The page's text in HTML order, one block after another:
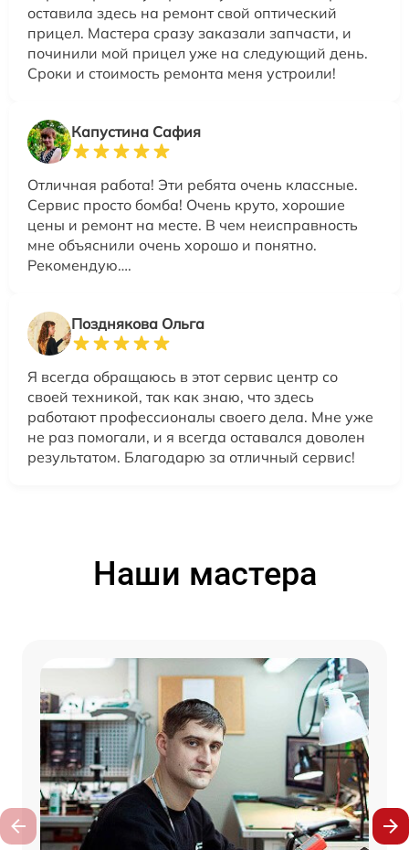
оставила здесь на ремонт свой оптический
прицел. Мастера сразу заказали запчасти, и
починили мой прицел уже на следующий день.
Сроки и стоимость ремонта меня устроили!
Капустина Сафия
Отличная работа! Эти ребята очень классные.
Сервис просто бомба! Очень круто, хорошие
цены и ремонт на месте. В чем неисправность
мне объяснили очень хорошо и понятно.
Рекомендую….
Позднякова Ольга
Я всегда обращаюсь в этот сервис центр со
своей техникой, так как знаю, что здесь
работают профессионалы своего дела. Мне уже
не раз помогали, и я всегда оставался доволен
результатом. Благодарю за отличный сервис!
Наши мастера